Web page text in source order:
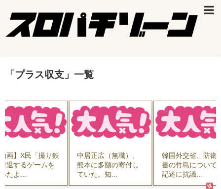
「 プラス収支 」 一覧
画】X民「撮り鉄
退するゲームを
たよ...
中居正広（無職）、
熊本に多額の寄付し
ていた。知...
韓国外交省、防衛
書の竹島について
記述に抗議...